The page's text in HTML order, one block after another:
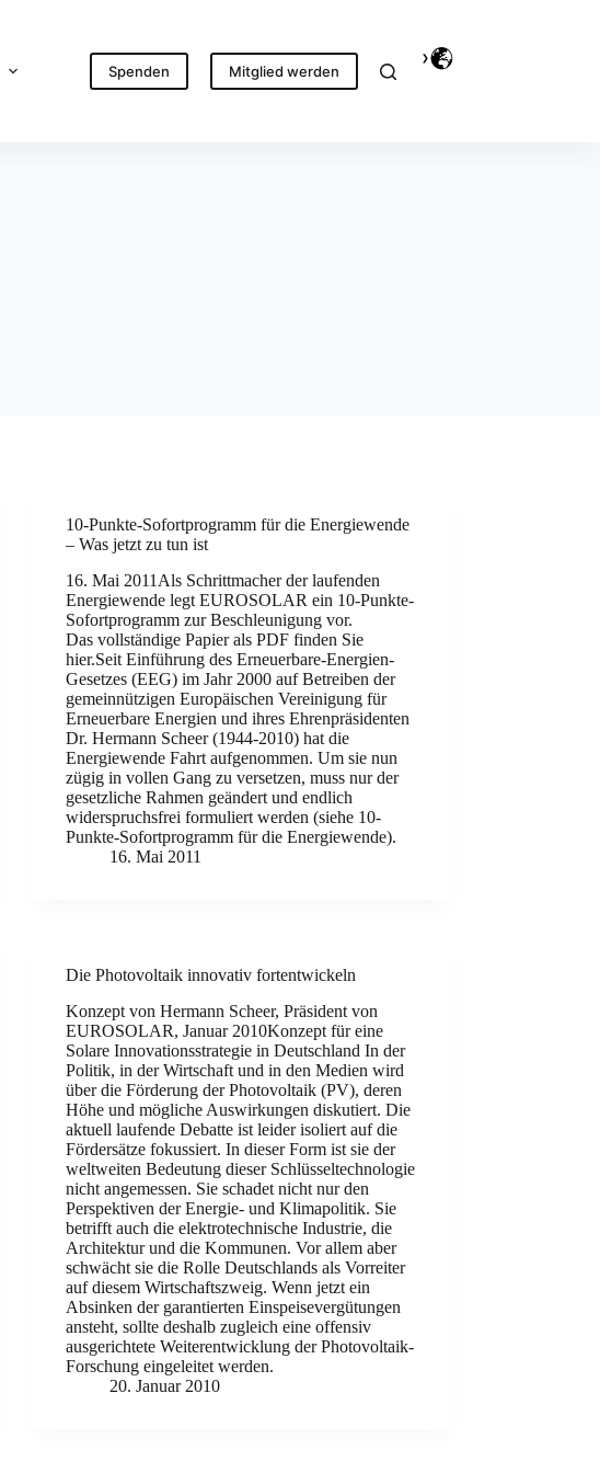
Spenden Mitglied werden
10-Punkte-Sofortprogramm für die Energiewende
– Was jetzt zu tun ist
16. Mai 2011Als Schrittmacher der laufenden
Energiewende legt EUROSOLAR ein 10-Punkte-
Sofortprogramm zur Beschleunigung vor.
Das vollständige Papier als PDF finden Sie
hier.Seit Einführung des Erneuerbare-Energien-
Gesetzes (EEG) im Jahr 2000 auf Betreiben der
gemeinnützigen Europäischen Vereinigung für
Erneuerbare Energien und ihres Ehrenpräsidenten
Dr. Hermann Scheer (1944-2010) hat die
Energiewende Fahrt aufgenommen. Um sie nun
zügig in vollen Gang zu versetzen, muss nur der
gesetzliche Rahmen geändert und endlich
widerspruchsfrei formuliert werden (siehe 10-
Punkte-Sofortprogramm für die Energiewende).
16. Mai 2011
Die Photovoltaik innovativ fortentwickeln
Konzept von Hermann Scheer, Präsident von
EUROSOLAR, Januar 2010Konzept für eine
Solare Innovationsstrategie in Deutschland In der
Politik, in der Wirtschaft und in den Medien wird
über die Förderung der Photovoltaik (PV), deren
Höhe und mögliche Auswirkungen diskutiert. Die
aktuell laufende Debatte ist leider isoliert auf die
Fördersätze fokussiert. In dieser Form ist sie der
weltweiten Bedeutung dieser Schlüsseltechnologie
nicht angemessen. Sie schadet nicht nur den
Perspektiven der Energie- und Klimapolitik. Sie
betrifft auch die elektrotechnische Industrie, die
Architektur und die Kommunen. Vor allem aber
schwächt sie die Rolle Deutschlands als Vorreiter
auf diesem Wirtschaftszweig. Wenn jetzt ein
Absinken der garantierten Einspeisevergütungen
ansteht, sollte deshalb zugleich eine offensiv
ausgerichtete Weiterentwicklung der Photovoltaik-
Forschung eingeleitet werden.
20. Januar 2010